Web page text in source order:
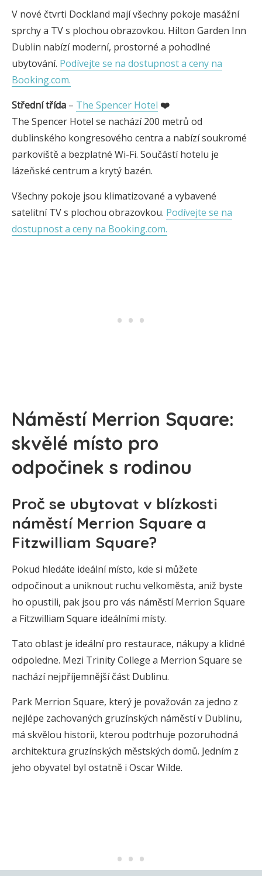
V nové čtvrti Dockland mají všechny pokoje masážní
sprchy a TV s plochou obrazovkou. Hilton Garden Inn
Dublin nabízí moderní, prostorné a pohodlné
ubytování. Podívejte se na dostupnost a ceny na
Booking.com.
Střední třída – The Spencer Hotel ❤️
The Spencer Hotel se nachází 200 metrů od
dublinského kongresového centra a nabízí soukromé
parkoviště a bezplatné Wi-Fi. Součástí hotelu je
lázeňské centrum a krytý bazén.
Všechny pokoje jsou klimatizované a vybavené
satelitní TV s plochou obrazovkou. Podívejte se na
dostupnost a ceny na Booking.com.
Náměstí Merrion Square:
skvělé místo pro
odpočinek s rodinou
Proč se ubytovat v blízkosti
náměstí Merrion Square a
Fitzwilliam Square?
Pokud hledáte ideální místo, kde si můžete
odpočinout a uniknout ruchu velkoměsta, aniž byste
ho opustili, pak jsou pro vás náměstí Merrion Square
a Fitzwilliam Square ideálními místy.
Tato oblast je ideální pro restaurace, nákupy a klidné
odpoledne. Mezi Trinity College a Merrion Square se
nachází nejpříjemnější část Dublinu.
Park Merrion Square, který je považován za jedno z
nejlépe zachovaných gruzínských náměstí v Dublinu,
má skvělou historii, kterou podtrhuje pozoruhodná
architektura gruzínských městských domů. Jedním z
jeho obyvatel byl ostatně i Oscar Wilde.